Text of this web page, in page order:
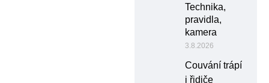
Technika,
pravidla,
kamera
3.8.2026
Couvání trápí
i řidiče